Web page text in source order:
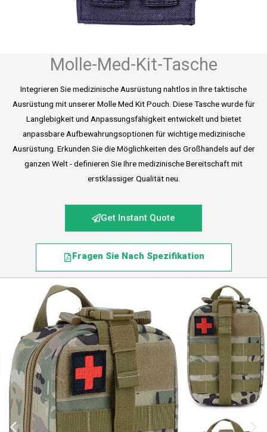
Molle-Med-Kit-Tasche
Integrieren Sie medizinische Ausrüstung nahtlos in Ihre taktische
Ausrüstung mit unserer Molle Med Kit Pouch. Diese Tasche wurde für
Langlebigkeit und Anpassungsfähigkeit entwickelt und bietet
anpassbare Aufbewahrungsoptionen für wichtige medizinische
Ausrüstung. Erkunden Sie die Möglichkeiten des Großhandels auf der
ganzen Welt - definieren Sie Ihre medizinische Bereitschaft mit
erstklassiger Qualität neu.
Get Instant Quote
Fragen Sie Nach Spezifikation